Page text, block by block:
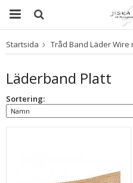
Produkten har
Startsida Tråd Band Läder Wire
Läderband Platt
Sortering: